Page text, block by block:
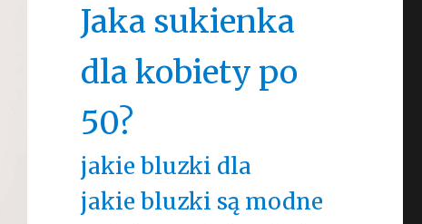
Jaka sukienka
dla kobiety po
50?
jakie bluzki dla
jakie bluzki są modne